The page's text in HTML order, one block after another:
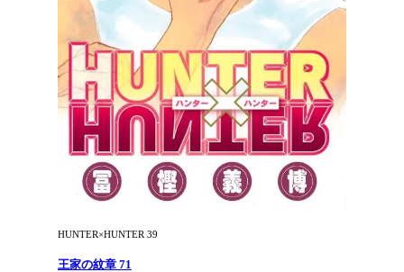
HUNTER×HUNTER 39
王家の紋章 71